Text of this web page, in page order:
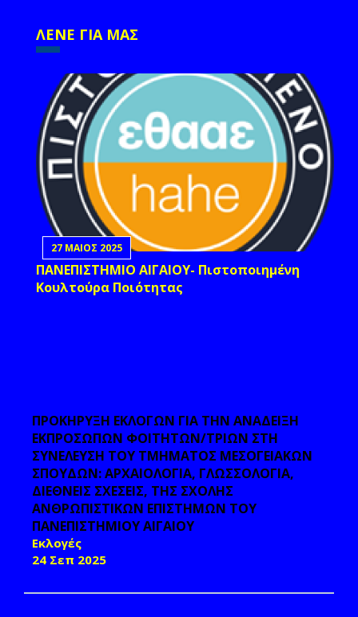
ΛΕΝΕ ΓΙΑ ΜΑΣ
27 ΜΑΙΟΣ 2025
ΠΑΝΕΠΙΣΤΗΜΙΟ ΑΙΓΑΙΟΥ- Πιστοποιημένη
Κουλτούρα Ποιότητας
ΠΡΟΚΗΡΥΞΗ ΕΚΛΟΓΩΝ ΓΙΑ ΤΗΝ ΑΝΑΔΕΙΞΗ
ΕΚΠΡΟΣΩΠΩΝ ΦΟΙΤΗΤΩΝ/ΤΡΙΩΝ ΣΤΗ
ΣΥΝΕΛΕΥΣΗ ΤΟΥ ΤΜΗΜΑΤΟΣ ΜΕΣΟΓΕΙΑΚΩΝ
ΣΠΟΥΔΩΝ: ΑΡΧΑΙΟΛΟΓΙΑ, ΓΛΩΣΣΟΛΟΓΙΑ,
ΔΙΕΘΝΕΙΣ ΣΧΕΣΕΙΣ, ΤΗΣ ΣΧΟΛΗΣ
ΑΝΘΡΩΠΙΣΤΙΚΩΝ ΕΠΙΣΤΗΜΩΝ ΤΟΥ
ΠΑΝΕΠΙΣΤΗΜΙΟΥ ΑΙΓΑΙΟΥ
Εκλογές
24 Σεπ 2025